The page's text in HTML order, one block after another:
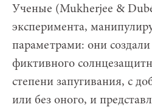
Ученые (Mukherjee &
эксперимента,
параметрами: они
фиктивного
степени запугивания, с
или без оного, и